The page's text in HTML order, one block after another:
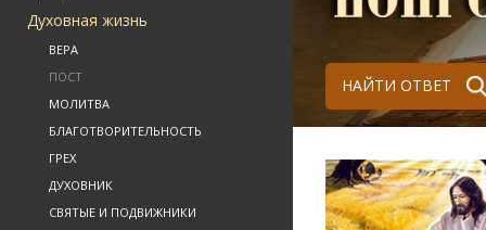
Духовная жизнь
ВЕРА
ПОСТ
МОЛИТВА
БЛАГОТВОРИТЕЛЬНОСТЬ
ГРЕХ
ДУХОВНИК
СВЯТЫЕ И ПОДВИЖНИКИ
НАЙТИ ОТВЕТ